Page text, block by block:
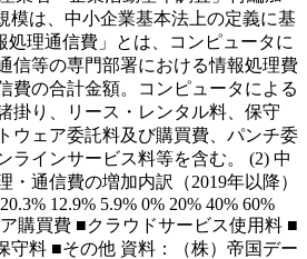
模は、中小企業基本法上の定義に基
処理通信費」とは、コンピュータに
信等の専門部署における情報処理費
費の合計金額。コンピュータによる
掛り、リース・レンタル料、保守
ウェア委託料及び購買費、パンチ委
ラインサービス料等を含む。 (2) 中
・通信費の増加内訳（2019年以降）
12.9% 5.9% 0% 20% 40% 60%
購買費 ■クラウドサービス使用料 ■
守料 ■その他 資料：（株）帝国デー